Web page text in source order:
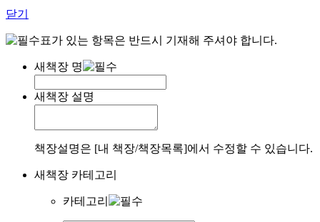
닫기
표가 있는 항목은 반드시 기재해 주셔야 합니다.
새책장 명
새책장 설명
책장설명은 [내 책장/책장목록]에서 수정할 수 있습니다.
새책장 카테고리
카테고리